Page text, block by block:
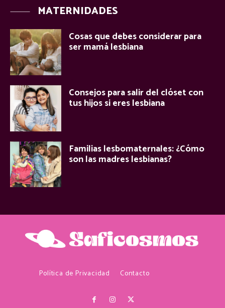
MATERNIDADES
Cosas que debes considerar para
ser mamá lesbiana
Consejos para salir del clóset con
tus hijos si eres lesbiana
Familias lesbomaternales: ¿Cómo
son las madres lesbianas?
Política de Privacidad Contacto